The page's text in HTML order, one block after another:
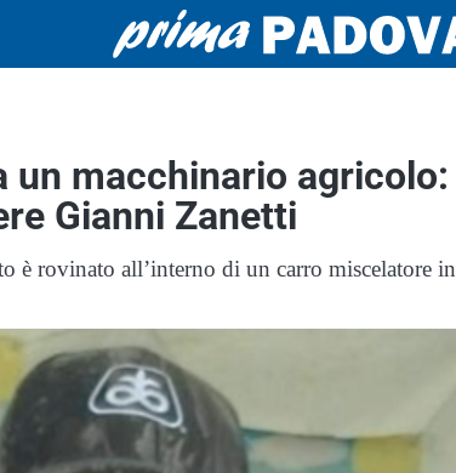
un macchinario agricolo:
Gianni Zanetti
è rovinato all’interno di un carro miscelatore in